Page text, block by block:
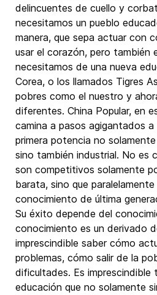
delincuentes de cuello y
necesitamos un pueblo
manera, que sepa actuar con
usar el corazón, pero también
necesitamos de una nueva
Corea, o los llamados Tigres
pobres como el nuestro y
diferentes. China Popular, en
camina a pasos agigantados
primera potencia no
sino también industrial. No es
son competitivos solamente
barata, sino que
conocimiento de última
Su éxito depende del
conocimiento es un derivado
imprescindible saber cómo
problemas, cómo salir de la
dificultades. Es imprescindible
educación que no solamente